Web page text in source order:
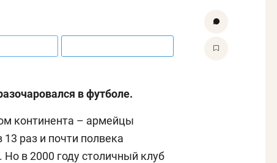
в футболе.
континента – армейцы
раз и почти полвека
в 2000 году столичный клуб